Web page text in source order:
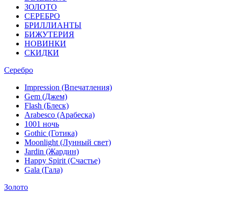
ЗОЛОТО
СЕРЕБРО
БРИЛЛИАНТЫ
БИЖУТЕРИЯ
НОВИНКИ
СКИДКИ
Серебро
Impression (Впечатления)
Gem (Джем)
Flash (Блеск)
Arabesco (Арабеска)
1001 ночь
Gothic (Готика)
Moonlight (Лунный свет)
Jardin (Жардин)
Happy Spirit (Счастье)
Gala (Гала)
Золото